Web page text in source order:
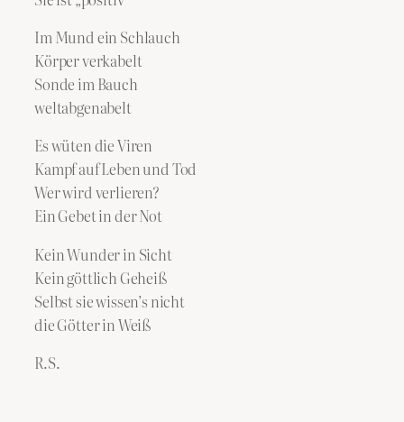
Im Mund ein Schlauch
Körper verkabelt
Sonde im Bauch
weltabgenabelt
Es wüten die Viren
Kampf auf Leben und Tod
Wer wird verlieren?
Ein Gebet in der Not
Kein Wunder in Sicht
Kein göttlich Geheiß
Selbst sie wissen’s nicht
die Götter in Weiß
R.S.